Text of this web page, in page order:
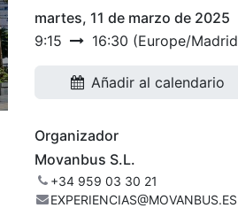
martes, 11 de marzo de 2025
9:15
16:30 (Europe/Madrid
Añadir al calendario
Organizador
Movanbus S.L.
+34 959 03 30 21
EXPERIENCIAS@MOVANBUS.ES